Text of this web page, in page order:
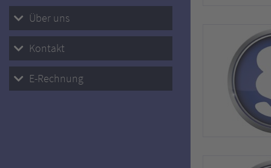
Über uns
Kontakt
E-Rechnung